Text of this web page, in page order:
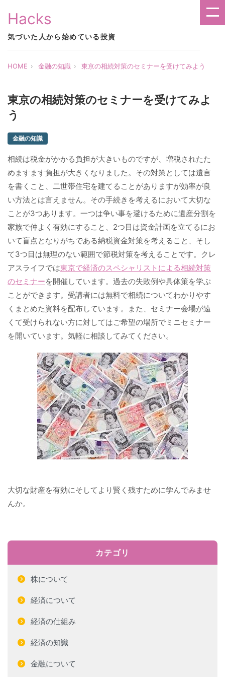
Hacks
気づいた人から始めている投資
HOME 金融の知識 東京の相続対策のセミナーを受けてみよう
東京の相続対策のセミナーを受けてみよ
う
金融の知識
相続は税金がかかる負担が大きいものですが、増税されたた
めますます負担が大きくなりました。その対策としては遺言
を書くこと、二世帯住宅を建てることがありますが効率が良
い方法とは言えません。その手続きを考えるにおいて大切な
ことが3つあります。一つは争い事を避けるために遺産分割を
家族で仲よく有効にすること、2つ目は資金計画を立てるにお
いて盲点となりがちである納税資金対策を考えること、そし
て3つ目は無理のない範囲で節税対策を考えることです。クレ
アスライフでは東京で経済のスペシャリストによる相続対策
のセミナーを開催しています。過去の失敗例や具体策を学ぶ
ことができます。受講者には無料で相続についてわかりやす
くまとめた資料を配布しています。また、セミナー会場が遠
くて受けられない方に対してはご希望の場所でミニセミナー
を開いています。気軽に相談してみてください。
大切な財産を有効にそしてより賢く残すために学んでみませ
んか。
カテゴリ
株について
経済について
経済の仕組み
経済の知識
金融について